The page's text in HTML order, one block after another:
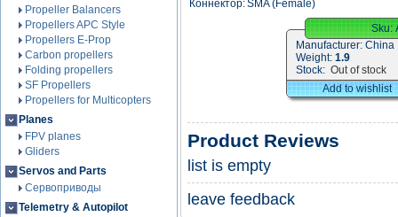
Propeller Balancers
Propellers APC Style
Propellers E-Prop
Carbon propellers
Folding propellers
SF Propellers
Propellers for Multicopters
Planes
FPV planes
Gliders
Servos and Parts
Сервоприводы
Telemetry & Autopilot
Коннектор:SMA (Female)
Sku:
Manufacturer: China
Weight: 1.9
Stock: Out of stock
Add to wishlist
Product Reviews
list is empty
leave feedback